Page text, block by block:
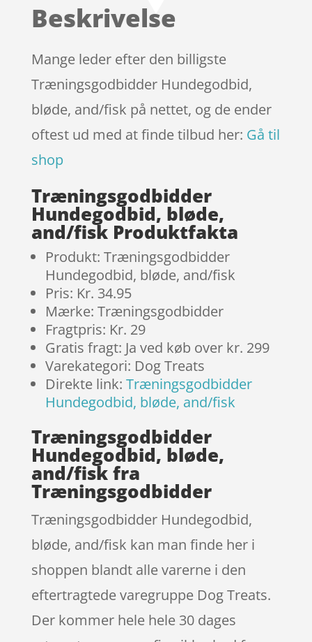
kundebedø
Beskrivelse
Mange leder efter den billigste
Træningsgodbidder Hundegodbid,
bløde, and/fisk på nettet, og de ender
oftest ud med at finde tilbud her: Gå til
shop
Træningsgodbidder
Hundegodbid, bløde,
and/fisk Produktfakta
Produkt: Træningsgodbidder
Hundegodbid, bløde, and/fisk
Pris: Kr. 34.95
Mærke: Træningsgodbidder
Fragtpris: Kr. 29
Gratis fragt: Ja ved køb over kr. 299
Varekategori: Dog Treats
Direkte link: Træningsgodbidder
Hundegodbid, bløde, and/fisk
Træningsgodbidder
Hundegodbid, bløde,
and/fisk fra
Træningsgodbidder
Træningsgodbidder Hundegodbid,
bløde, and/fisk kan man finde her i
shoppen blandt alle varerne i den
eftertragtede varegruppe Dog Treats.
Der kommer hele hele 30 dages